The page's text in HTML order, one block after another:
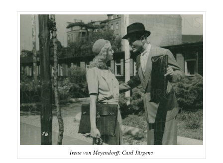
Irene von Meyendorff, Curd Jürgens